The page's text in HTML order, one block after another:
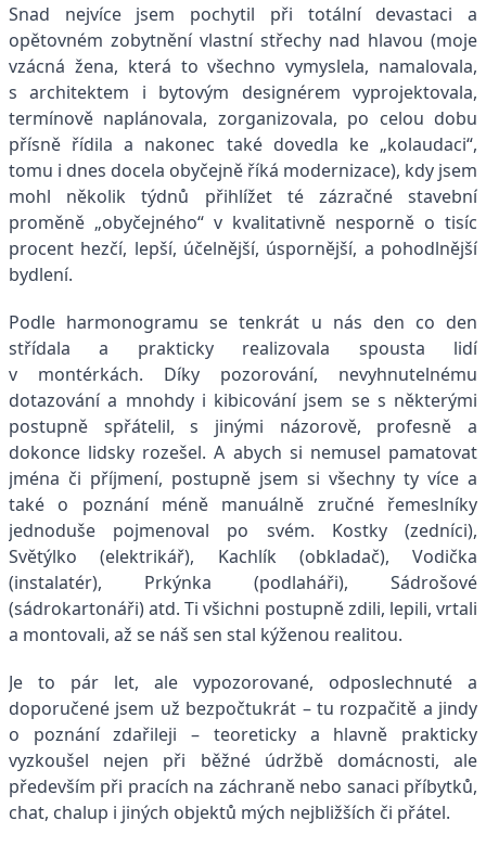
Snad nejvíce jsem pochytil při totální devastaci a
opětovném zobytnění vlastní střechy nad hlavou (moje
vzácná žena, která to všechno vymyslela, namalovala,
s architektem i bytovým designérem vyprojektovala,
termínově naplánovala, zorganizovala, po celou dobu
přísně řídila a nakonec také dovedla ke „kolaudaci“,
tomu i dnes docela obyčejně říká modernizace), kdy jsem
mohl několik týdnů přihlížet té zázračné stavební
proměně „obyčejného“ v kvalitativně nesporně o tisíc
procent hezčí, lepší, účelnější, úspornější, a pohodlnější
bydlení.
Podle harmonogramu se tenkrát u nás den co den
střídala a prakticky realizovala spousta lidí
v montérkách. Díky pozorování, nevyhnutelnému
dotazování a mnohdy i kibicování jsem se s některými
postupně spřátelil, s jinými názorově, profesně a
dokonce lidsky rozešel. A abych si nemusel pamatovat
jména či příjmení, postupně jsem si všechny ty více a
také o poznání méně manuálně zručné řemeslníky
jednoduše pojmenoval po svém. Kostky (zedníci),
Světýlko (elektrikář), Kachlík (obkladač), Vodička
(instalatér), Prkýnka (podlaháři), Sádrošové
(sádrokartonáři) atd. Ti všichni postupně zdili, lepili, vrtali
a montovali, až se náš sen stal kýženou realitou.
Je to pár let, ale vypozorované, odposlechnuté a
doporučené jsem už bezpočtukrát – tu rozpačitě a jindy
o poznání zdařileji – teoreticky a hlavně prakticky
vyzkoušel nejen při běžné údržbě domácnosti, ale
především při pracích na záchraně nebo sanaci příbytků,
chat, chalup i jiných objektů mých nejbližších či přátel.